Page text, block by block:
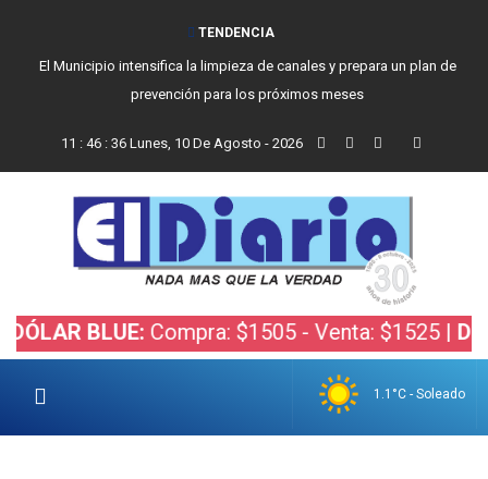
TENDENCIA
El Municipio intensifica la limpieza de canales y prepara un plan de
prevención para los próximos meses
11 : 46 : 37 Lunes, 10 De Agosto - 2026
BLUE:Compra: $1505 - Venta: $1525 |DÓLAR
1.1°C - Soleado